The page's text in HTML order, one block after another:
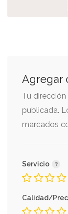
Agregar
Tu
publicada.
marcados
Servicio
Calidad/